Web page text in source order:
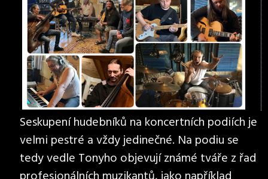
Seskupení hudebníků na koncertních podiích je
velmi pestré a vždy jedinečné. Na podiu se
tedy vedle Tonyho objevují známé tváře z řad